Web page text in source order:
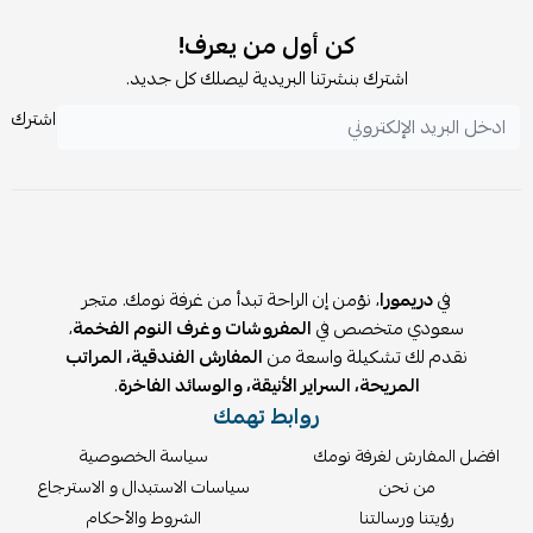
كن أول من يعرف!
اشترك بنشرتنا البريدية ليصلك كل جديد.
اشترك
فيدريمورا، نؤمن إن الراحة تبدأ من غرفة نومك. متجر
سعودي متخصص فيالمفروشات وغرف النوم الفخمة،
نقدم لك تشكيلة واسعة منالمفارش الفندقية، المراتب
المريحة، السراير الأنيقة، والوسائد الفاخرة.
روابط تهمك
افضل المفارش لغرفة نومك
من نحن
رؤيتنا ورسالتنا
سياسة الخصوصية
سياسات الاستبدال و الاسترجاع
الشروط والأحكام